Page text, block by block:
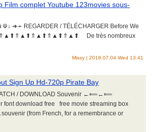
Film complet Youtube 123movies sous-
REGARDER / TÉLÉCHARGER Before We
De très nombreux
Missy | 2018.07.04 Wed 13:41
Sign Up Hd-720p Pirate Bay
/ DOWNLOAD Souvenir ←⟸←⟸
free free movie streaming box
(from French, for a remembrance or